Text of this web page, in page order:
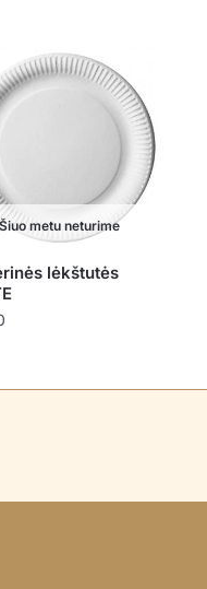
Šiuo metu neturime
lėkštutės